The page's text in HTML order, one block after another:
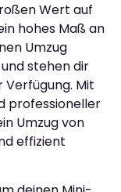
Wert auf
hohes Maß an
Umzug
stehen dir
Verfügung. Mit
professioneller
Umzug von
effizient